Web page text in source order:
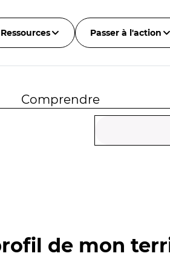
Ressources Passer à l'action
Comprendre
de mon